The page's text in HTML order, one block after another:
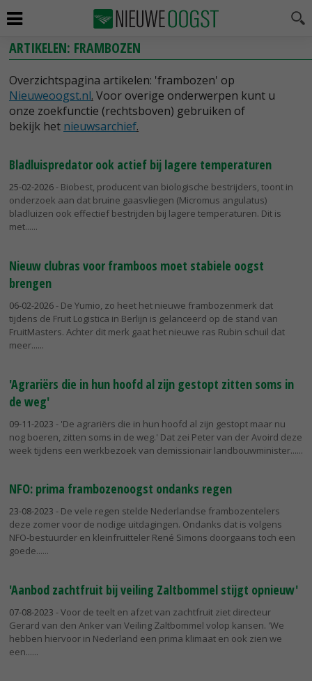
ARTIKELEN: FRAMBOZEN
Overzichtspagina artikelen: 'frambozen' op
Nieuweoogst.nl. Voor overige onderwerpen kunt u
onze zoekfunctie (rechtsboven) gebruiken of
bekijk het nieuwsarchief.
Bladluispredator ook actief bij lagere temperaturen
25-02-2026- Biobest, producent van biologische bestrijders, toont in
onderzoek aan dat bruine gaasvliegen (Micromus angulatus)
bladluizen ook effectief bestrijden bij lagere temperaturen. Dit is
met...
Nieuw clubras voor framboos moet stabiele oogst
brengen
06-02-2026- De Yumio, zo heet het nieuwe frambozenmerk dat
tijdens de Fruit Logistica in Berlijn is gelanceerd op de stand van
FruitMasters. Achter dit merk gaat het nieuwe ras Rubin schuil dat
meer...
'Agrariërs die in hun hoofd al zijn gestopt zitten soms in
de weg'
09-11-2023 - 'De agrariërs die in hun hoofd al zijn gestopt maar nu
nog boeren, zitten soms in de weg.' Dat zei Peter van der Avoird deze
week tijdens een werkbezoek van demissionair landbouwminister...
NFO: prima frambozenoogst ondanks regen
23-08-2023 - De vele regen stelde Nederlandse frambozentelers
deze zomer voor de nodige uitdagingen. Ondanks dat is volgens
NFO-bestuurder en kleinfruitteler René Simons doorgaans toch een
goede...
'Aanbod zachtfruit bij veiling Zaltbommel stijgt opnieuw'
07-08-2023 - Voor de teelt en afzet van zachtfruit ziet directeur
Gerard van den Anker van Veiling Zaltbommel volop kansen. 'We
hebben hiervoor in Nederland een prima klimaat en ook zien we
een...